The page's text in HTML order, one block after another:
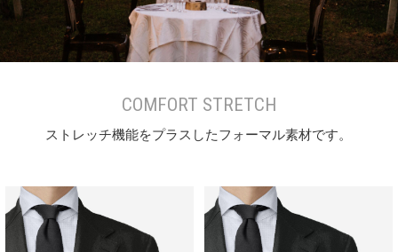
COMFORT STRETCH
ストレッチ機能をプラスしたフォーマル素材です。